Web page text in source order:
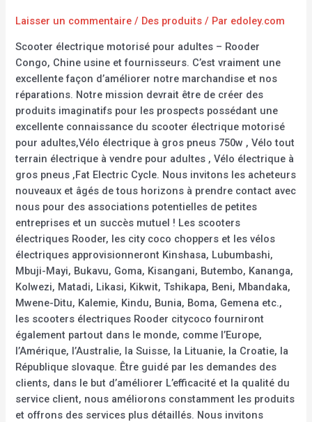
Laisser un commentaire / Des produits / Par edoley.com
Scooter électrique motorisé pour adultes – Rooder
Congo, Chine usine et fournisseurs. C’est vraiment une
excellente façon d’améliorer notre marchandise et nos
réparations. Notre mission devrait être de créer des
produits imaginatifs pour les prospects possédant une
excellente connaissance du scooter électrique motorisé
pour adultes,Vélo électrique à gros pneus 750w , Vélo tout
terrain électrique à vendre pour adultes , Vélo électrique à
gros pneus ,Fat Electric Cycle. Nous invitons les acheteurs
nouveaux et âgés de tous horizons à prendre contact avec
nous pour des associations potentielles de petites
entreprises et un succès mutuel ! Les scooters
électriques Rooder, les city coco choppers et les vélos
électriques approvisionneront Kinshasa, Lubumbashi,
Mbuji-Mayi, Bukavu, Goma, Kisangani, Butembo, Kananga,
Kolwezi, Matadi, Likasi, Kikwit, Tshikapa, Beni, Mbandaka,
Mwene-Ditu, Kalemie, Kindu, Bunia, Boma, Gemena etc.,
les scooters électriques Rooder citycoco fourniront
également partout dans le monde, comme l’Europe,
l’Amérique, l’Australie, la Suisse, la Lituanie, la Croatie, la
République slovaque. Être guidé par les demandes des
clients, dans le but d’améliorer L’efficacité et la qualité du
service client, nous améliorons constamment les produits
et offrons des services plus détaillés. Nous invitons